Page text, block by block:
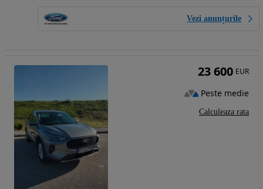
Vezi anunțurile
23 600 EUR
Peste medie
Calculeaza rata